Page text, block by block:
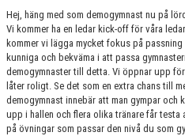
GRUPPER OCH TIDER
STÖDMEDLEM
SPONSRING
FRÅGOR & SVAR
Hej, häng med som demogymnast nu på
Vi kommer ha en ledar kick-off för våra
kommer vi lägga mycket fokus på
kunniga och bekväma i att passa
demogymnaster till detta. Vi öppnar upp
låter roligt. Se det som en extra chans till
demogymnast innebär att man gympar
upp i hallen och flera olika tränare får testa
på övningar som passar den nivå du som